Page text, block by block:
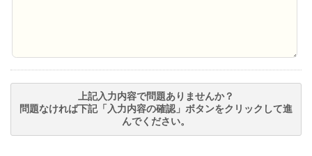
上記入力内容で問題ありませんか？
問題なければ下記「入力内容の確認」ボタンをクリックして進
んでください。